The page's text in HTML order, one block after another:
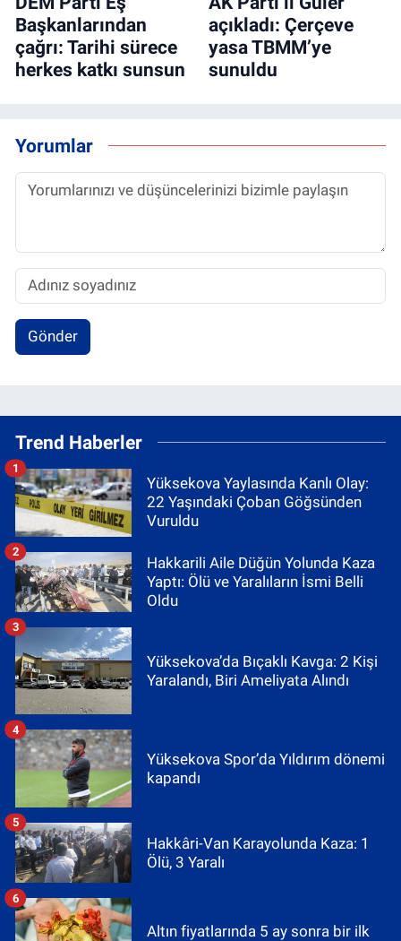
Başkanlarından
çağrı: Tarihi sürece
herkes katkı sunsun
açıkladı: Çerçeve
yasa TBMM’ye
sunuldu
Yorumlar
Gönder
Trend Haberler
Yüksekova Yaylasında Kanlı Olay:
22 Yaşındaki Çoban Göğsünden
Vuruldu
1
Hakkarili Aile Düğün Yolunda Kaza
Yaptı: Ölü ve Yaralıların İsmi Belli
Oldu
2
Yüksekova’da Bıçaklı Kavga: 2 Kişi
Yaralandı, Biri Ameliyata Alındı
3
Yüksekova Spor’da Yıldırım dönemi
kapandı
4
Hakkâri-Van Karayolunda Kaza: 1
Ölü, 3 Yaralı
5
Altın fiyatlarında 5 ay sonra bir ilk
6